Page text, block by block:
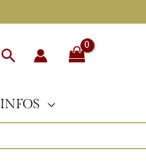
Suchen
INFOS